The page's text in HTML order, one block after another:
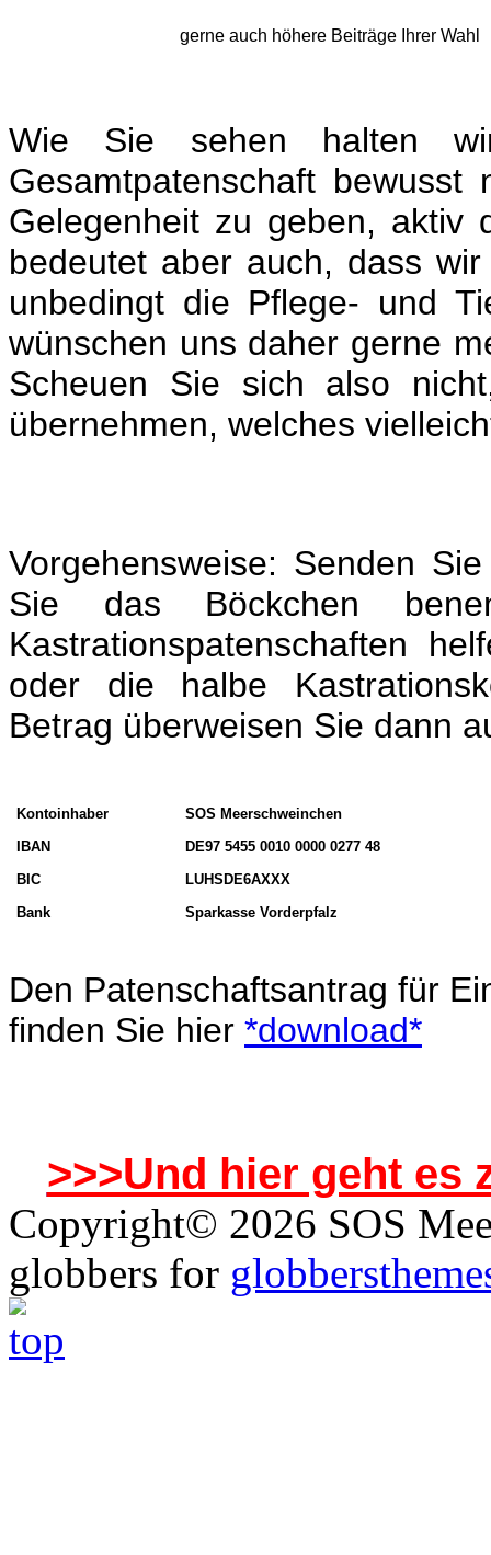
gerne auch höhere Beiträge Ihrer Wahl
Wie Sie sehen halten
Gesamtpatenschaft
Gelegenheit zu geben, aktiv
bedeutet aber auch, dass
unbedingt die Pflege- und
wünschen uns daher gerne
Scheuen Sie sich also
übernehmen, welches
Vorgehensweise: Senden
Sie das Böckchen
Kastrationspatenschaften
oder die halbe
Betrag überweisen Sie dann
Kontoinhaber
SOS Meerschweinchen
IBAN
DE97 5455 0010 0000 0277 48
BIC
LUHSDE6AXXX
Bank
Sparkasse Vorderpfalz
Den Patenschaftsantrag für
finden Sie hier *download*
>>>Und hier geht es
Copyright© 2026 SOS
globbers for